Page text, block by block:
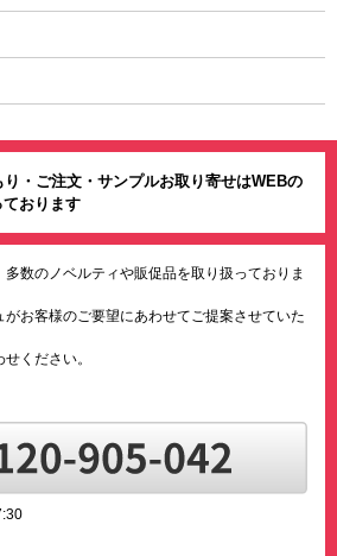
・ご注文・サンプルお取り寄せはWEBの
おります
数のノベルティや販促品を取り扱っておりま
がお客様のご要望にあわせてご提案させていた
ください。